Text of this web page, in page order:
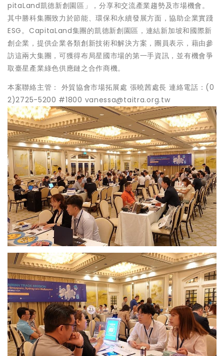
pitaLand凱德新創園區」，分享和交流產業趨勢及市場機會。
其中勝科集團致力於節能、環保和永續發展方面，協助企業實踐
ESG。CapitaLand集團的凱德新創園區，連結新加坡和國際新
創企業，提供企業各類創新技術和解決方案，團員表示，藉由參
訪這兩大集團，可獲得布局星國市場的第一手資訊，並有機會爭
取臺星產業綠色供應鏈之合作商機。
本案聯絡主管： 外貿協會市場拓展處 張曉茜處長 連絡電話：(0
2)2725-5200 #1800 vanessa@taitra.org.tw